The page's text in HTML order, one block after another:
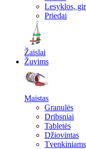
Lesyklos,
Priedai
Žaislai
Žuvims
Maistas
Granulės
Dribsniai
Tabletės
Džiovintas
Tvenkiniams